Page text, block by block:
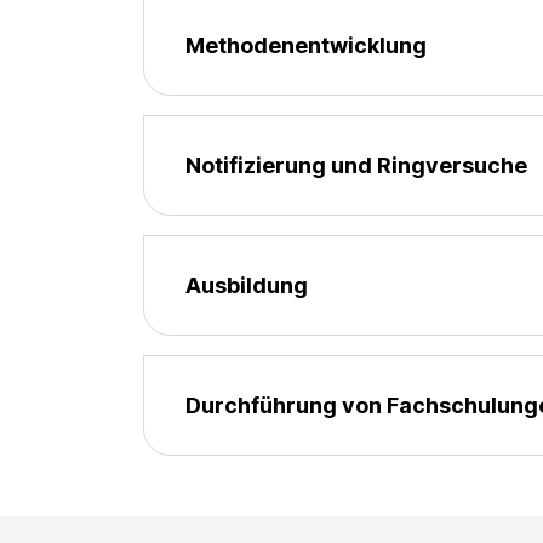
Methodenentwicklung
Notifizierung und Ringversuche
Ausbildung
Durchführung von